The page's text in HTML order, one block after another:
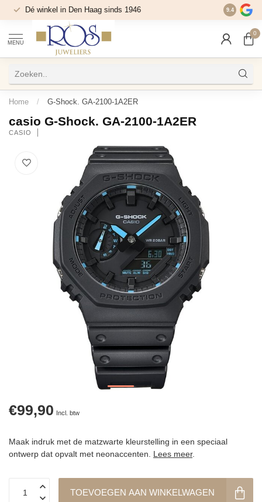
Dé winkel in Den Haag sinds 1946 9.4
MENU
0
Home / G-Shock. GA-2100-1A2ER
casio G-Shock. GA-2100-1A2ER
CASIO
€99,90 Incl. btw
Maak indruk met de matzwarte kleurstelling in een speciaal
ontwerp dat opvalt met neonaccenten. Lees meer.
TOEVOEGEN AAN WINKELWAGEN